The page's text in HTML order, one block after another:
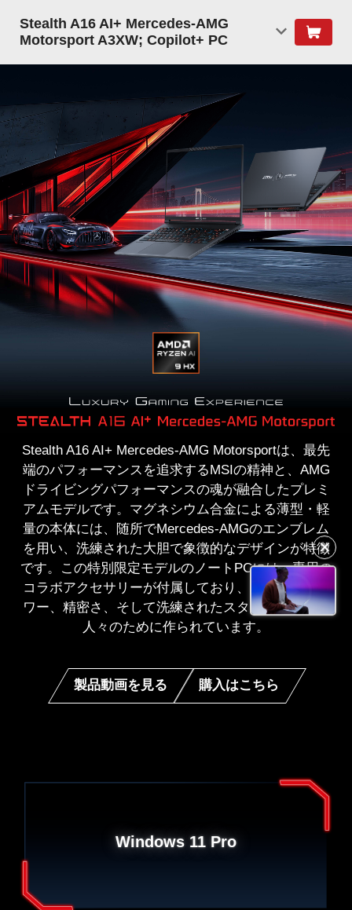
Stealth A16 AI+ Mercedes-AMG
Motorsport A3XW; Copilot+ PC
✕
Stealth A16 AI+ Mercedes-AMG Motorsportは、最先
端のパフォーマンスを追求するMSIの精神と、AMG
ドライビングパフォーマンスの魂が融合したプレミ
アムモデルです。マグネシウム合金による薄型・軽
量の本体には、随所でMercedes-AMGのエンブレム
を用い、洗練された大胆で象徴的なデザインが特徴
です。この特別限定モデルのノートPCには、専用の
コラボアクセサリーが付属しており、妥協のないパ
ワー、精密さ、そして洗練されたスタイルを求める
人々のために作られています。
製品動画を見る 購入はこちら
Windows 11 Pro